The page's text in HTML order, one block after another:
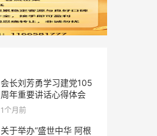
会长刘芳勇学习建党105
周年重要讲话心得体会
1个月前
关于举办“盛世中华 阿根